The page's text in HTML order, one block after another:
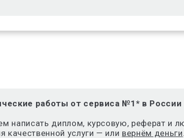
работы от сервиса №1* в России
написать диплом, курсовую, реферат и
качественной услуги — или вернём деньги.